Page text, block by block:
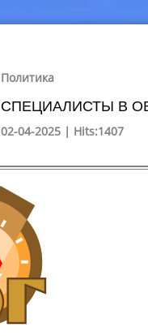
Политика
СПЕЦИАЛИСТЫ В
02-04-2025 | Hits:1407